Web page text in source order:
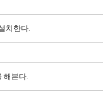
치한다.
해본다.